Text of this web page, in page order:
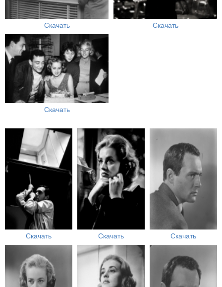
Скачать Скачать
Скачать
Скачать Скачать Скачать